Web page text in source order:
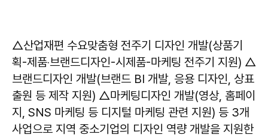
△산업재편 수요맞춤형 전주기 디자인 개발(상품기
획-제품‧브랜드디자인-시제품-마케팅 전주기 지원) △
브랜드디자인 개발(브랜드 BI 개발, 응용 디자인, 상표
출원 등 제작 지원) △마케팅디자인 개발(영상, 홈페이
지, SNS 마케팅 등 디지털 마케팅 관련 지원) 등 3개
사업으로 지역 중소기업의 디자인 역량 개발을 지원한